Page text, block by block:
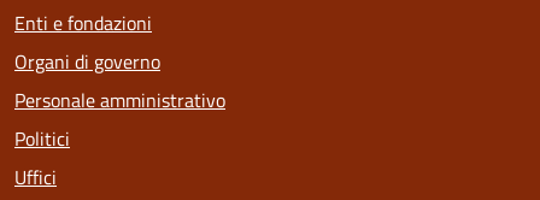
Enti e fondazioni
Organi di governo
Personale amministrativo
Politici
Uffici